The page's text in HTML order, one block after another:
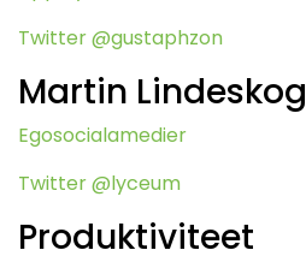
Twitter @gustaphzon
Martin Lindeskog
Egosocialamedier
Twitter @lyceum
Produktiviteet